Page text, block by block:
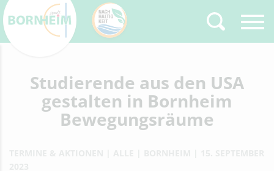
Zurück
Type 2 or more
characters for results.
Studierende aus den USA
gestalten in Bornheim
Bewegungsräume